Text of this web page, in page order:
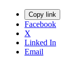
Copy link
Facebook
X
Linked In
Email